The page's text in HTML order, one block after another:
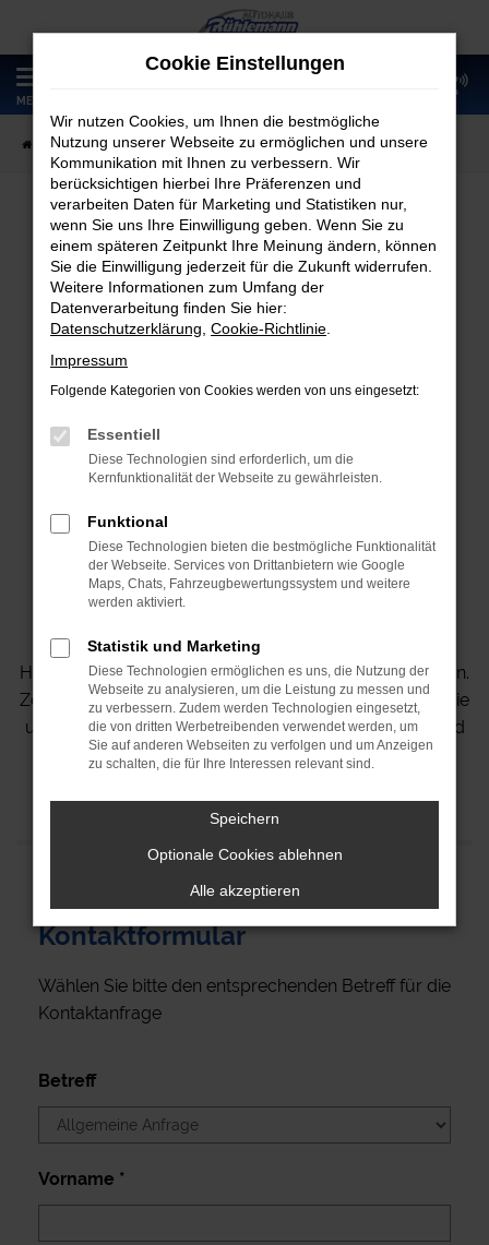
Zum
Hauptinhalt
springen
MENÜ
Startseite Unternehmen Kontaktformular
Kontakt &
Öffnungszeiten
Hier finden Sie unsere Kontaktdaten und Öffnungszeiten.
Zögern Sie nicht, uns zu kontaktieren oder besuchen Sie
uns vor Ort. Wir freuen uns darauf, Ihnen zu helfen und
stehen Ihnen für Fragen jederzeit zur Verfügung!
Kontaktformular
Wählen Sie bitte den entsprechenden Betreff für die
Kontaktanfrage
Betreff
Vorname *
Cookie Einstellungen
Wir nutzen Cookies, um Ihnen die bestmögliche
Nutzung unserer Webseite zu ermöglichen und unsere
Kommunikation mit Ihnen zu verbessern. Wir
berücksichtigen hierbei Ihre Präferenzen und
verarbeiten Daten für Marketing und Statistiken nur,
wenn Sie uns Ihre Einwilligung geben. Wenn Sie zu
einem späteren Zeitpunkt Ihre Meinung ändern, können
Sie die Einwilligung jederzeit für die Zukunft widerrufen.
Weitere Informationen zum Umfang der
Datenverarbeitung finden Sie hier:
Datenschutzerklärung Cookie-Richtlinie
Impressum
Folgende Kategorien von Cookies werden von uns eingesetzt:
Essentiell
Diese Technologien sind erforderlich, um die
Kernfunktionalität der Webseite zu gewährleisten.
Funktional
Diese Technologien bieten die bestmögliche Funktionalität
der Webseite. Services von Drittanbietern wie Google
Maps, Chats, Fahrzeugbewertungssystem und weitere
werden aktiviert.
Statistik und Marketing
Diese Technologien ermöglichen es uns, die Nutzung der
Webseite zu analysieren, um die Leistung zu messen und
zu verbessern. Zudem werden Technologien eingesetzt,
die von dritten Werbetreibenden verwendet werden, um
Sie auf anderen Webseiten zu verfolgen und um Anzeigen
zu schalten, die für Ihre Interessen relevant sind.
Speichern
Optionale Cookies ablehnen
Alle akzeptieren